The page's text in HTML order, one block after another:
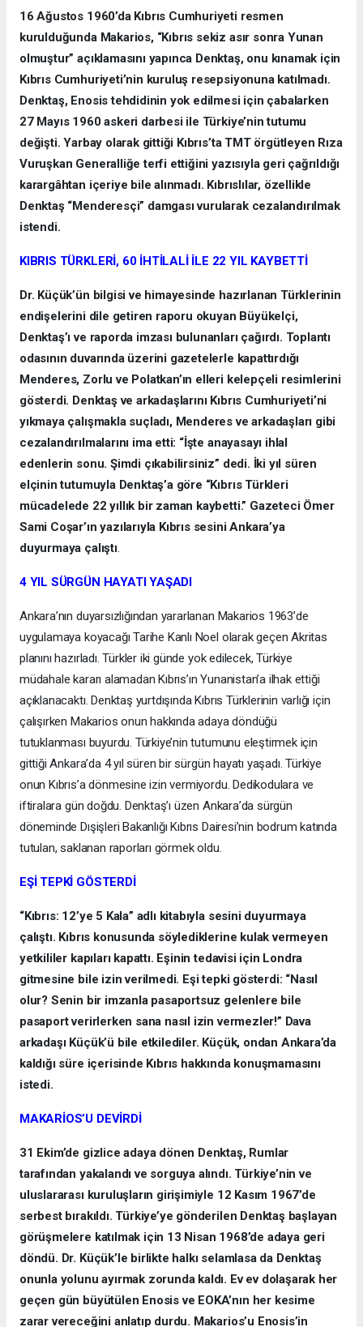
16 Ağustos 1960’da Kıbrıs Cumhuriyeti resmen
kurulduğunda Makarios, “Kıbrıs sekiz asır sonra Yunan
olmuştur” açıklamasını yapınca Denktaş, onu kınamak için
Kıbrıs Cumhuriyeti’nin kuruluş resepsiyonuna katılmadı.
Denktaş, Enosis tehdidinin yok edilmesi için çabalarken
27 Mayıs 1960 askeri darbesi ile Türkiye’nin tutumu
değişti. Yarbay olarak gittiği Kıbrıs’ta TMT örgütleyen Rıza
Vuruşkan Generalliğe terfi ettiğini yazısıyla geri çağrıldığı
karargâhtan içeriye bile alınmadı. Kıbrıslılar, özellikle
Denktaş “Menderesçi” damgası vurularak cezalandırılmak
istendi.
KIBRIS TÜRKLERİ, 60 İHTİLALİ İLE 22 YIL KAYBETTİ
Dr. Küçük’ün bilgisi ve himayesinde hazırlanan Türklerinin
endişelerini dile getiren raporu okuyan Büyükelçi,
Denktaş’ı ve raporda imzası bulunanları çağırdı. Toplantı
odasının duvarında üzerini gazetelerle kapattırdığı
Menderes, Zorlu ve Polatkan’ın elleri kelepçeli resimlerini
gösterdi. Denktaş ve arkadaşlarını Kıbrıs Cumhuriyeti’ni
yıkmaya çalışmakla suçladı, Menderes ve arkadaşları gibi
cezalandırılmalarını ima etti: “İşte anayasayı ihlal
edenlerin sonu. Şimdi çıkabilirsiniz” dedi. İki yıl süren
elçinin tutumuyla Denktaş’a göre “Kıbrıs Türkleri
mücadelede 22 yıllık bir zaman kaybetti.” Gazeteci Ömer
Sami Coşar’ın yazılarıyla Kıbrıs sesini Ankara’ya
duyurmaya çalıştı.
4 YIL SÜRGÜN HAYATI YAŞADI
Ankara’nın duyarsızlığından yararlanan Makarios 1963’de
uygulamaya koyacağı Tarihe Kanlı Noel olarak geçen Akritas
planını hazırladı. Türkler iki günde yok edilecek, Türkiye
müdahale kararı alamadan Kıbrıs’ın Yunanistan’a ilhak ettiği
açıklanacaktı. Denktaş yurtdışında Kıbrıs Türklerinin varlığı için
çalışırken Makarios onun hakkında adaya döndüğü
tutuklanması buyurdu. Türkiye’nin tutumunu eleştirmek için
gittiği Ankara’da 4 yıl süren bir sürgün hayatı yaşadı. Türkiye
onun Kıbrıs’a dönmesine izin vermiyordu. Dedikodulara ve
iftiralara gün doğdu. Denktaş’ı üzen Ankara’da sürgün
döneminde Dışişleri Bakanlığı Kıbrıs Dairesi’nin bodrum katında
tutulan, saklanan raporları görmek oldu.
EŞİ TEPKİ GÖSTERDİ
“Kıbrıs: 12’ye 5 Kala” adlı kitabıyla sesini duyurmaya
çalıştı. Kıbrıs konusunda söylediklerine kulak vermeyen
yetkililer kapıları kapattı. Eşinin tedavisi için Londra
gitmesine bile izin verilmedi. Eşi tepki gösterdi: “Nasıl
olur? Senin bir imzanla pasaportsuz gelenlere bile
pasaport verirlerken sana nasıl izin vermezler!” Dava
arkadaşı Küçük’ü bile etkilediler. Küçük, ondan Ankara’da
kaldığı süre içerisinde Kıbrıs hakkında konuşmamasını
istedi.
MAKARİOS’U DEVİRDİ
31 Ekim’de gizlice adaya dönen Denktaş, Rumlar
tarafından yakalandı ve sorguya alındı. Türkiye’nin ve
uluslararası kuruluşların girişimiyle 12 Kasım 1967’de
serbest bırakıldı. Türkiye’ye gönderilen Denktaş başlayan
görüşmelere katılmak için 13 Nisan 1968’de adaya geri
döndü. Dr. Küçük’le birlikte halkı selamlasa da Denktaş
onunla yolunu ayırmak zorunda kaldı. Ev ev dolaşarak her
geçen gün büyütülen Enosis ve EOKA’nın her kesime
zarar vereceğini anlatıp durdu. Makarios’u Enosis’in